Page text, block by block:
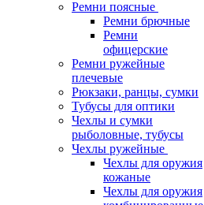
Ремни поясные
Ремни брючные
Ремни
офицерские
Ремни ружейные
плечевые
Рюкзаки, ранцы, сумки
Тубусы для оптики
Чехлы и сумки
рыболовные, тубусы
Чехлы ружейные
Чехлы для оружия
кожаные
Чехлы для оружия